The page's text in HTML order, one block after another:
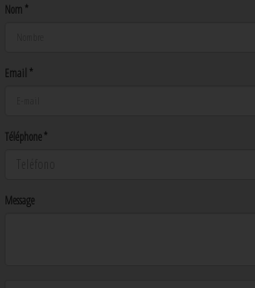
Nom *
Email *
Téléphone *
Message